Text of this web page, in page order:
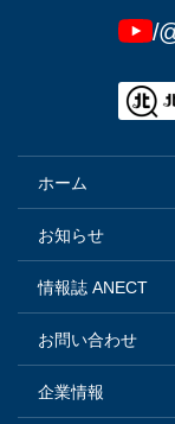
/
ホーム
お知らせ
情報誌 ANECT
お問い合わせ
企業情報